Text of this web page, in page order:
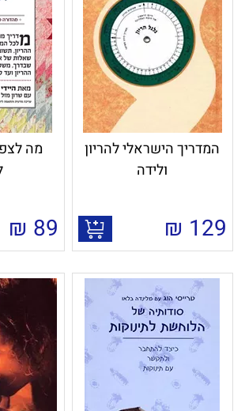
המדריך הישראלי להריון
ולידה
129
₪
מה
89
₪